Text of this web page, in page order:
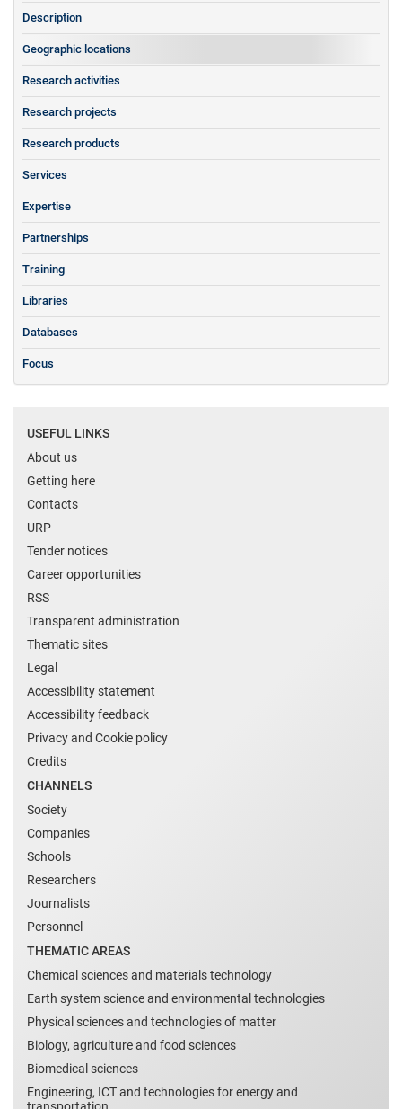
Description
Geographic locations
Research activities
Research projects
Research products
Services
Expertise
Partnerships
Training
Libraries
Databases
Focus
USEFUL LINKS
About us
Getting here
Contacts
URP
Tender notices
Career opportunities
RSS
Transparent administration
Thematic sites
Legal
Accessibility statement
Accessibility feedback
Privacy and Cookie policy
Credits
CHANNELS
Society
Companies
Schools
Researchers
Journalists
Personnel
THEMATIC AREAS
Chemical sciences and materials technology
Earth system science and environmental technologies
Physical sciences and technologies of matter
Biology, agriculture and food sciences
Biomedical sciences
Engineering, ICT and technologies for energy and